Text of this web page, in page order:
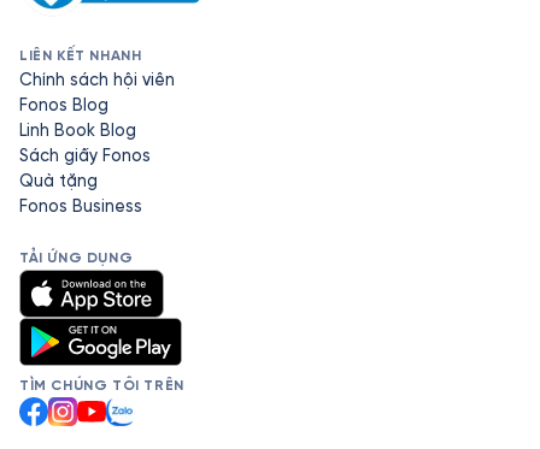
LIÊN KẾT NHANH
Chính sách hội viên
Fonos Blog
Linh Book Blog
Sách giấy Fonos
Quà tặng
Fonos Business
TẢI ỨNG DỤNG
TÌM CHÚNG TÔI TRÊN
Facebook
Instagram
YouTube
Zalo